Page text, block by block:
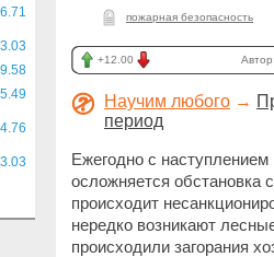
пожарная безопасность
+12.00
Научим любого →
период
Ежегодно с
осложняется обстановка
происходит
нередко возникают
происходили загорания